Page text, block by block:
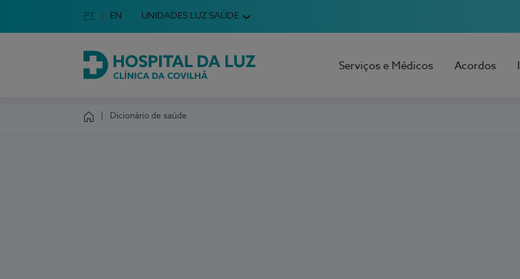
Escolha o seu idioma
Idioma em Português
PT English Language
EN UNIDADES LUZ SAÚDE
Hospital da Luz Clínica da Covilhã
Serviços e Médicos Acordos
Dicionário de saúde